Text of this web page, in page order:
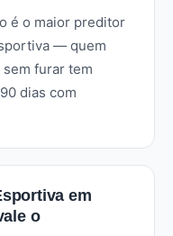
é o maior preditor
— quem
sem furar tem
dias com
em
o